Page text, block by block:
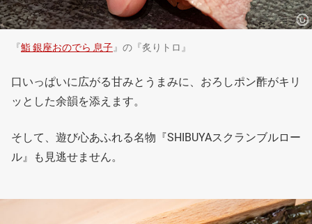
『鮨 銀座おのでら 息子 』の『炙りトロ』
口いっぱいに広がる甘みとうまみに、おろしポン酢がキリ
ッとした余韻を添えます。
そして、遊び心あふれる名物『SHIBUYAスクランブルロー
ル』も見逃せません。